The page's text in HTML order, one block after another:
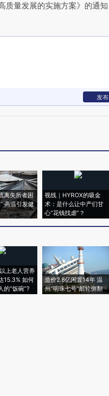
质量发展的实施方案》的通知
发布
离失所者困
高温引发健
视线｜HYROX的吸金
术：是什么让中产们甘
心“花钱找虐”？
上老人营养
15.3% 如何
的“饭碗”?
造价2.8亿闲置14年 温
州“明珠七号”邮轮侧翻